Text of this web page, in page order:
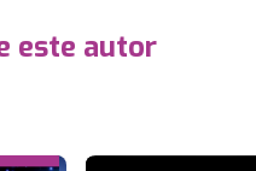
este autor